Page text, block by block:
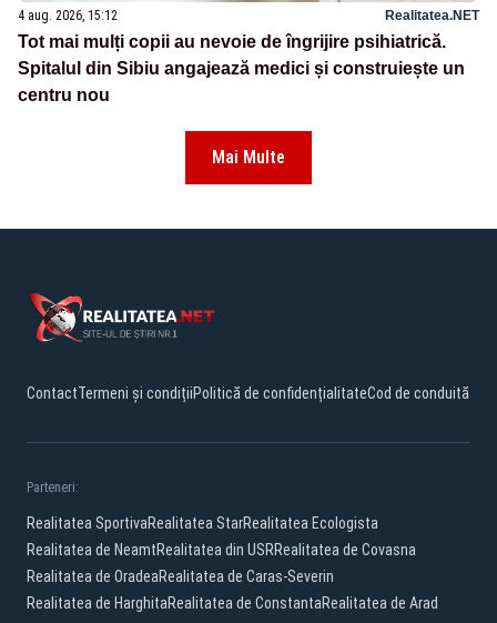
4 aug. 2026, 15:12 Realitatea.NET
Tot mai mulți copii au nevoie de îngrijire psihiatrică.
Spitalul din Sibiu angajează medici și construiește un
centru nou
Mai Multe
ContactTermeni și condițiiPolitică de confidențialitateCod de conduită
Parteneri:
Realitatea SportivaRealitatea StarRealitatea Ecologista
Realitatea de NeamtRealitatea din USRRealitatea de Covasna
Realitatea de OradeaRealitatea de Caras-Severin
Realitatea de HarghitaRealitatea de ConstantaRealitatea de Arad